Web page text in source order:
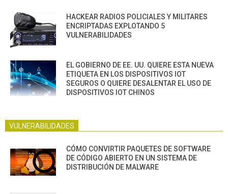
HACKEAR RADIOS POLICIALES Y MILITARES
ENCRIPTADAS EXPLOTANDO 5
VULNERABILIDADES
EL GOBIERNO DE EE. UU. QUIERE ESTA NUEVA
ETIQUETA EN LOS DISPOSITIVOS IOT
SEGUROS O QUIERE DESALENTAR EL USO DE
DISPOSITIVOS IOT CHINOS
VULNERABILIDADES
CÓMO CONVIRTIR PAQUETES DE SOFTWARE
DE CÓDIGO ABIERTO EN UN SISTEMA DE
DISTRIBUCIÓN DE MALWARE